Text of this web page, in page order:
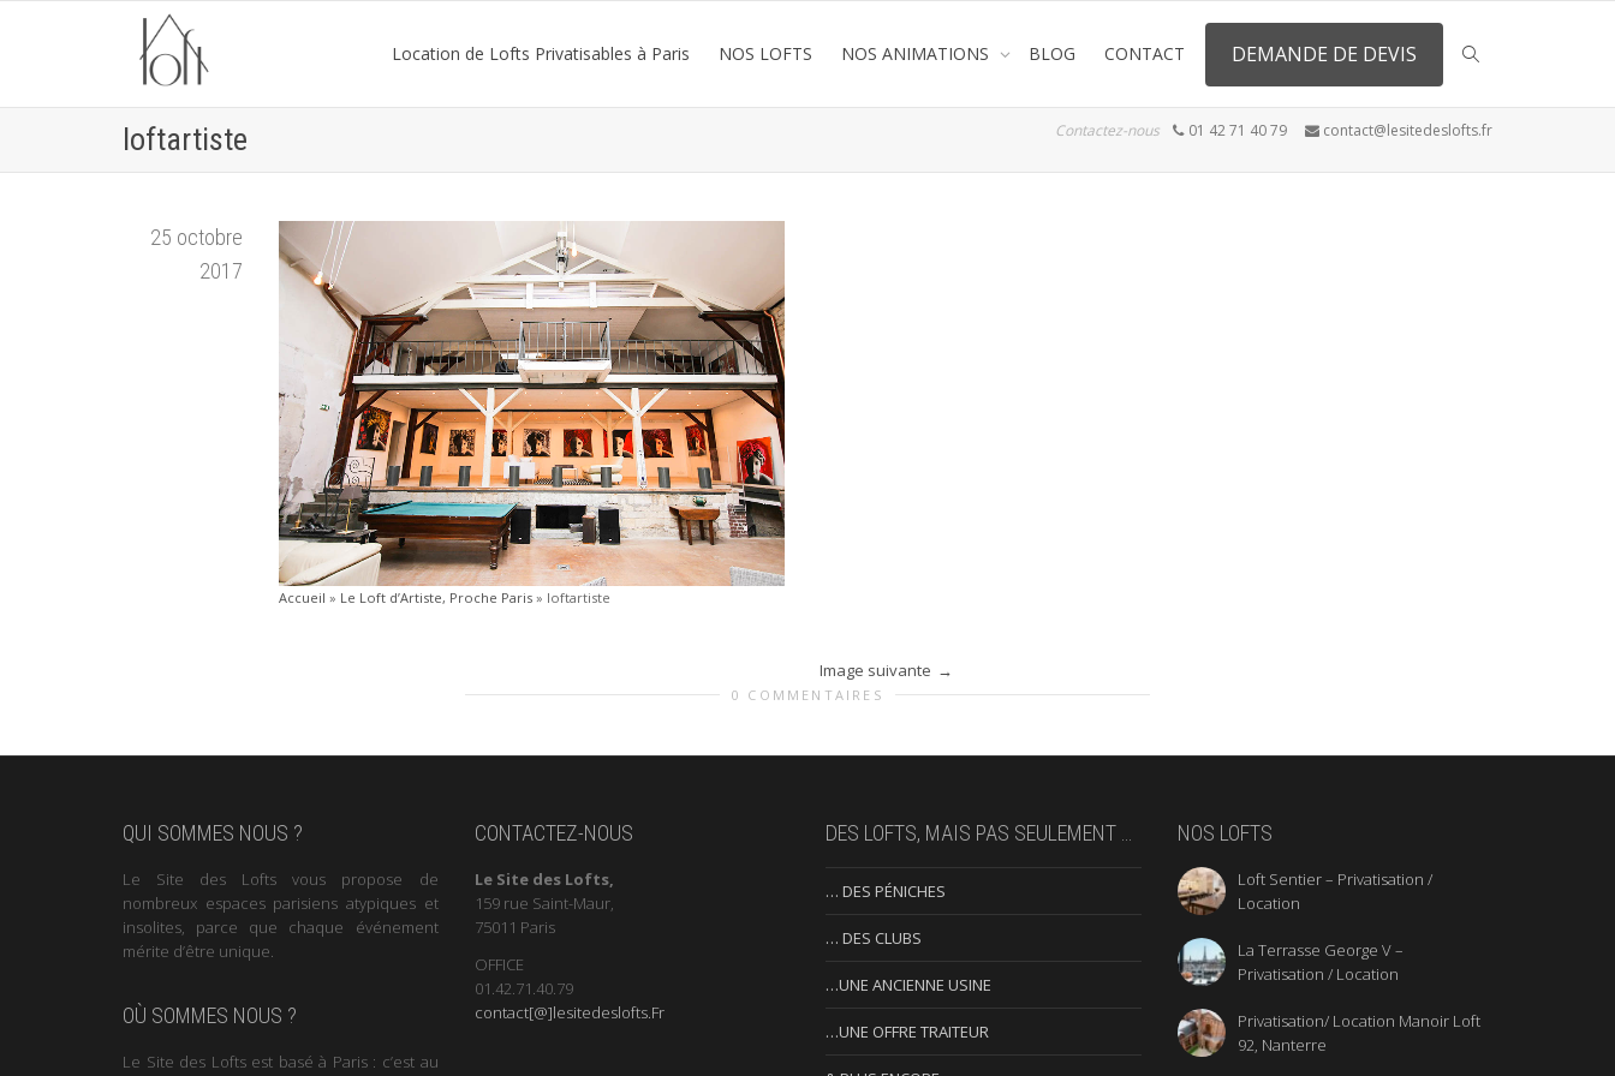
Location de Lofts Privatisables à Paris NOS LOFTS NOS ANIMATIONS BLOG CONTACT DEMANDE DE DEVIS
loftartiste Contactez-nous 01 42 71 40 79 contact@lesitedeslofts.fr
25 octobre
2017
Accueil » Le Loft d’Artiste, Proche Paris » loftartiste
Image suivante
0 COMMENTAIRES
QUI SOMMES NOUS ?
Le Site des Lofts vous propose de
nombreux espaces parisiens atypiques et
insolites, parce que chaque événement
mérite d’être unique.
OÙ SOMMES NOUS ?
Le Site des Lofts est basé à Paris : c’est au
CONTACTEZ-NOUS
Le Site des Lofts,
159 rue Saint-Maur,
75011 Paris
OFFICE
01.42.71.40.79
contact[@]lesitedeslofts.Fr
DES LOFTS, MAIS PAS SEULEMENT …
… DES PÉNICHES
… DES CLUBS
…UNE ANCIENNE USINE
…UNE OFFRE TRAITEUR
NOS LOFTS
Loft Sentier – Privatisation /
Location
La Terrasse George V –
Privatisation / Location
Privatisation/ Location Manoir Loft
92, Nanterre